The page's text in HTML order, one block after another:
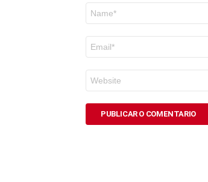
electrónico
*